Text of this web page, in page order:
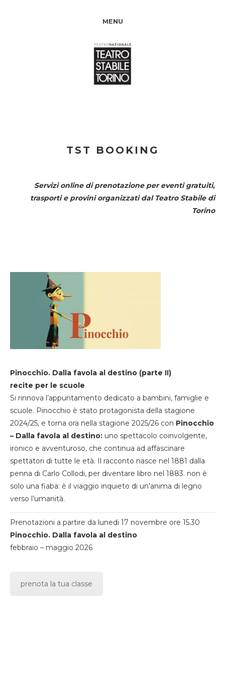
MENU
TST BOOKING
Servizi online di prenotazione per eventi gratuiti,
trasporti e provini organizzati dal Teatro Stabile di
Torino
Pinocchio. Dalla favola al destino (parte II)
recite per le scuole
Si rinnova l’appuntamento dedicato a bambini, famiglie e
scuole. Pinocchio è stato protagonista della stagione
2024/25, e torna ora nella stagione 2025/26 con Pinocchio
– Dalla favola al destino: uno spettacolo coinvolgente,
ironico e avventuroso, che continua ad affascinare
spettatori di tutte le età. Il racconto nasce nel 1881 dalla
penna di Carlo Collodi, per diventare libro nel 1883. non è
solo una fiaba: è il viaggio inquieto di un’anima di legno
verso l’umanità.
Prenotazioni a partire da lunedi 17 novembre ore 15.30
Pinocchio. Dalla favola al destino
febbraio – maggio 2026
prenota la tua classe